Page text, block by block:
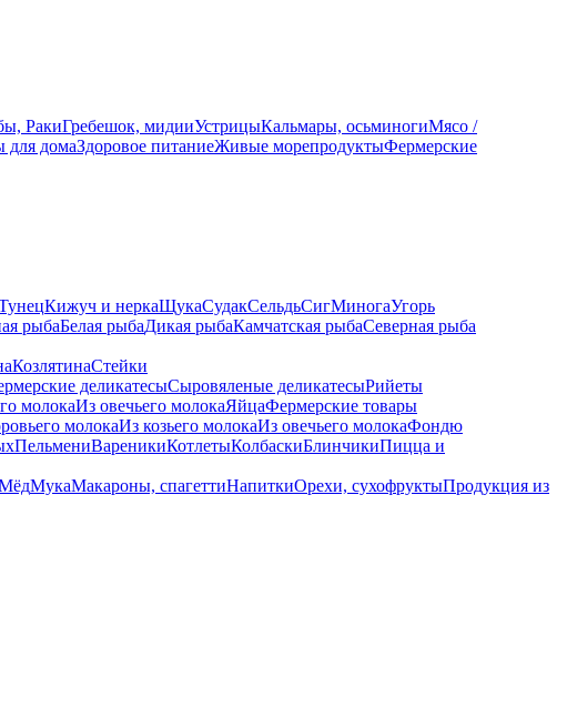
РакиГребешок, мидииУстрицыКальмары, осьминогиМясо /
для домаЗдоровое питаниеЖивые морепродуктыФермерские
Кижуч и неркаЩукаСудакСельдьСигМиногаУгорь
рыбаБелая рыбаДикая рыбаКамчатская рыбаСеверная рыба
КозлятинаСтейки
деликатесыСыровяленые деликатесыРийеты
молокаИз овечьего молокаЯйцаФермерские товары
молокаИз козьего молокаИз овечьего молокаФондю
ПельмениВареникиКотлетыКолбаскиБлинчикиПицца и
МукаМакароны, спагеттиНапиткиОрехи, сухофруктыПродукция из